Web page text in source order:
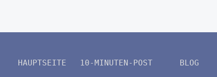
HAUPTSEITE 10-MINUTEN-POST BLOG